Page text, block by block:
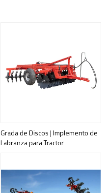
Grada de Discos | Implemento de
Labranza para Tractor